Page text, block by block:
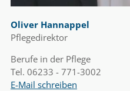
Oliver Hannappel
Pflegedirektor
Berufe in der Pflege
Tel. 06233 - 771-3002
E-Mail schreiben